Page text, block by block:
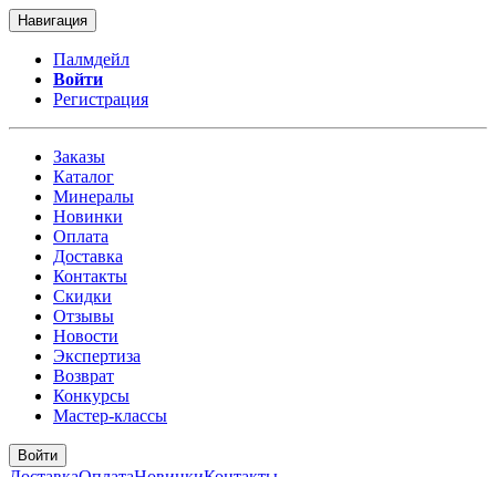
Навигация
Палмдейл
Войти
Регистрация
Заказы
Каталог
Минералы
Новинки
Оплата
Доставка
Контакты
Скидки
Отзывы
Новости
Экспертиза
Возврат
Конкурсы
Мастер-классы
Войти